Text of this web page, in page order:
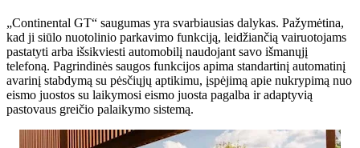
„Continental GT“ saugumas yra svarbiausias dalykas. Pažymėtina,
kad ji siūlo nuotolinio parkavimo funkciją, leidžiančią vairuotojams
pastatyti arba išsikviesti automobilį naudojant savo išmanųjį
telefoną. Pagrindinės saugos funkcijos apima standartinį automatinį
avarinį stabdymą su pėsčiųjų aptikimu, įspėjimą apie nukrypimą nuo
eismo juostos su laikymosi eismo juosta pagalba ir adaptyvią
pastovaus greičio palaikymo sistemą.